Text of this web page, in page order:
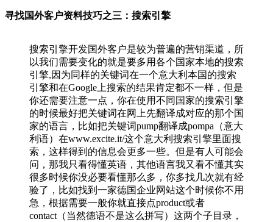
寻找国外客户资料技巧之三：搜索引擎
搜索引擎开发国外客户是较为普遍的营销渠道，所
以我们需要变化的就是要多用各个国家本地的搜索
引擎,因为同样的关键词在一个意大利本国的搜索
引擎和在Google上搜索的结果肯定都不一样，但是
你还需要注意一点，你在使用不同国家的搜索引擎
的时候最好把关键词在网上先翻译成对应的那个国
家的语言，比如把关键词pump翻译成pompa（意大
利语）在www.excite.it/这个意大利搜索引擎里面搜
索，这样得到的信息会更多一些。但是有人可能会
问，那我只看得懂英语，其他语言我又看不懂其实
很多时候你没必要看懂那么多，你多找几次就有经
验了，比如找到一家德国企业网站这个时候你不用
急，根据需要一般你就直接点product或者
contact（当然德语不是这么拼写）这两个子目录，